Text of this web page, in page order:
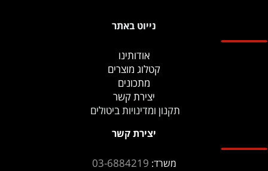
נייוט באתר
אודותינו
קטלוג מוצרים
מתכונים
יצירת קשר
תקנון ומדינויות ביטולים
יצירת קשר
משרד: 03-6884219